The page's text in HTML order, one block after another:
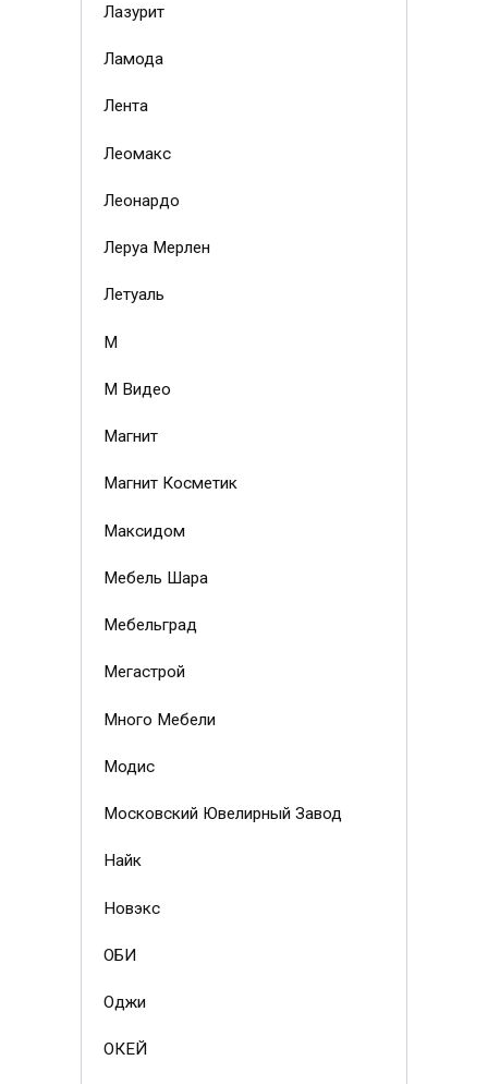
Лазурит
Ламода
Лента
Леомакс
Леонардо
Леруа Мерлен
Летуаль
М
М Видео
Магнит
Магнит Косметик
Максидом
Мебель Шара
Мебельград
Мегастрой
Много Мебели
Модис
Московский Ювелирный Завод
Найк
Новэкс
ОБИ
Оджи
ОКЕЙ